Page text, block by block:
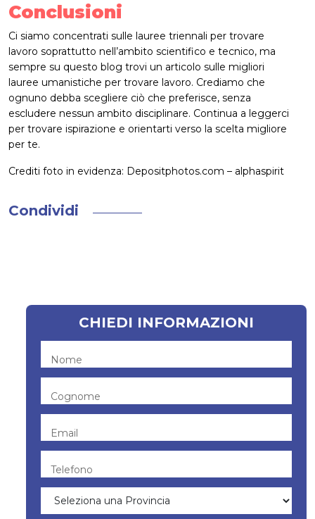
Conclusioni
Ci siamo concentrati sulle lauree triennali per trovare
lavoro soprattutto nell’ambito scientifico e tecnico, ma
sempre su questo blog trovi un articolo sulle migliori
lauree umanistiche per trovare lavoro. Crediamo che
ognuno debba scegliere ciò che preferisce, senza
escludere nessun ambito disciplinare. Continua a leggerci
per trovare ispirazione e orientarti verso la scelta migliore
per te.
Crediti foto in evidenza: Depositphotos.com – alphaspirit
Condividi
CHIEDI INFORMAZIONI
Nome
Cognome
Email
Telefono